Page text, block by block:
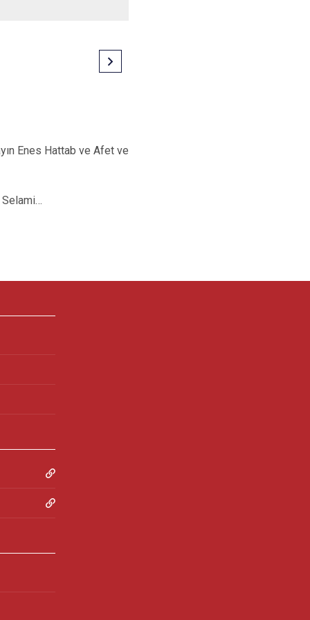
Enes Hattab ve Afet ve
Selami…